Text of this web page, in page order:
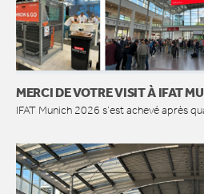
MERCI DE VOTRE VISIT À IFAT
IFAT Munich 2026 s’est achevé après